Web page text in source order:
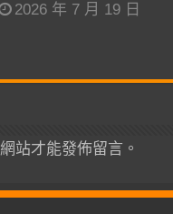
2026 年 7 月 19 日
網站才能發佈留言。